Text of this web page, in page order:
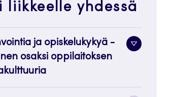
liikkeelle yhdessä
ja opiskelukykyä -
osaksi oppilaitoksen